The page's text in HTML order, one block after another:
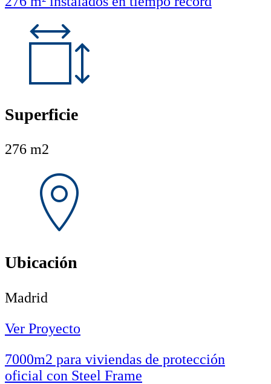
Superficie
276 m2
Ubicación
Madrid
Ver Proyecto
7000m2 para viviendas de protección
oficial con Steel Frame